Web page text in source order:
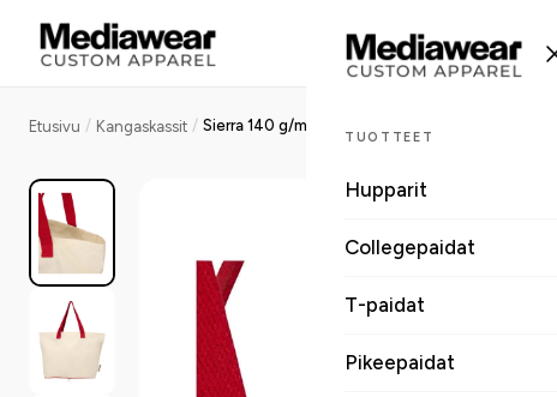
TUOTTEET
Hupparit
Collegepaidat
T-paidat
Pikeepaidat
Etusivu / Kangaskassit /